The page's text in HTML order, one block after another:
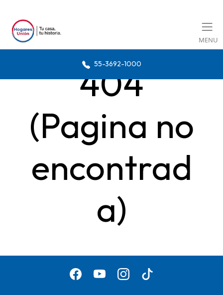
MENU
55-3692-1000
404
(Pagina no
encontrad
a)